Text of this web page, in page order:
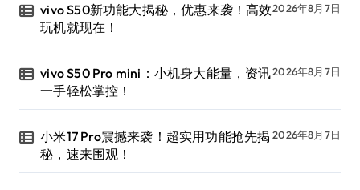
vivo S50新功能大揭秘，优惠来袭！高效
玩机就现在！
2026年8月7日
vivo S50 Pro mini：小机身大能量，资讯
一手轻松掌控！
2026年8月7日
小米17 Pro震撼来袭！超实用功能抢先揭
秘，速来围观！
2026年8月7日